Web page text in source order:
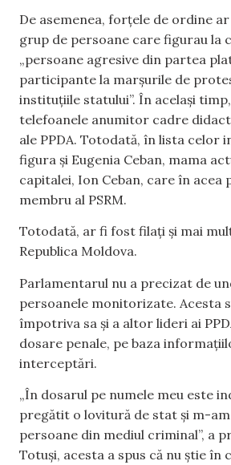
De asemenea, forțele de ordine
grup de persoane care figurau la
„persoane agresive din partea
participante la marșurile de
instituțiile statului”. În același
telefoanele anumitor cadre
ale PPDA. Totodată, în lista celor
figura și Eugenia Ceban, mama
capitalei, Ion Ceban, care în acea
membru al PSRM.
Totodată, ar fi fost filați și mai
Republica Moldova.
Parlamentarul nu a precizat de
persoanele monitorizate. Acesta
împotriva sa și a altor lideri ai
dosare penale, pe baza
interceptări.
„În dosarul pe numele meu este
pregătit o lovitură de stat și m-
persoane din mediul criminal”, a
Totuși, acesta a spus că nu știe în